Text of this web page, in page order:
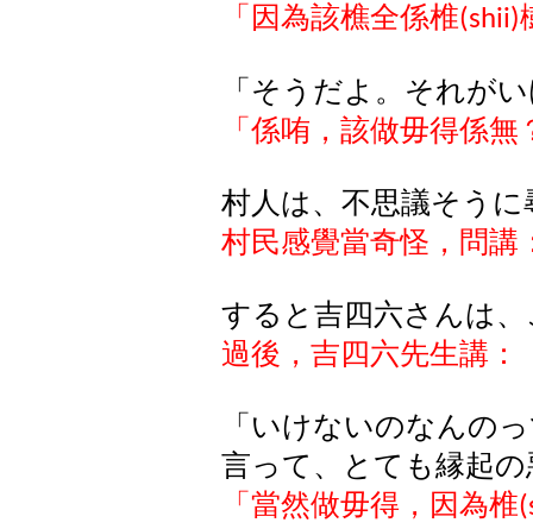
「因為該樵全係椎(shii)
「そうだよ。それが
「係哊 ，該做毋得係無
村人は、不思議そう
村民感覺當奇怪，問講
すると吉四六さんは
過後，吉四六先生講：
「いけないのなんの
言って、とても縁起
「當然做毋得，因為椎